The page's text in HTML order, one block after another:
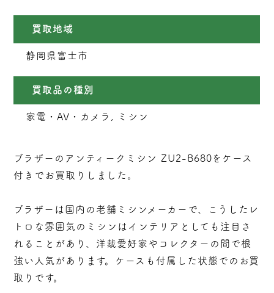
買取地域
静岡県富士市
買取品の種別
家電・AV・カメラ, ミシン
ブラザーのアンティークミシン ZU2-B680をケース
付きでお買取りしました。
ブラザーは国内の老舗ミシンメーカーで、こうしたレ
トロな雰囲気のミシンはインテリアとしても注目さ
れることがあり、洋裁愛好家やコレクターの間で根
強い人気があります。ケースも付属した状態でのお買
取りです。